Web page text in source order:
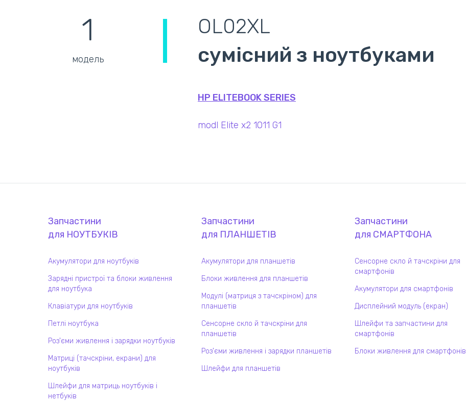
1
модель
OL02XL
сумісний з ноутбуками
HP ELITEBOOK SERIES
modl Elite x2 1011 G1
Запчастини
для НОУТБУКІВ
Акумулятори для ноутбуків
Зарядні пристрої та блоки живлення
для ноутбука
Клавіатури для ноутбуків
Петлі ноутбука
Роз'єми живлення і зарядки ноутбуків
Матриці (тачскріни, екрани) для
ноутбуків
Шлейфи для матриць ноутбуків і
нетбуків
Запчастини
для ПЛАНШЕТІВ
Акумулятори для планшетів
Блоки живлення для планшетів
Модулі (матриця з тачскріном) для
планшетів
Сенсорне скло й тачскріни для
планшетів
Роз'єми живлення і зарядки планшетів
Шлейфи для планшетів
Запчастини
для СМАРТФОНА
Сенсорне скло й тачскріни для
смартфонів
Акумулятори для смартфонів
Дисплейний модуль (екран)
Шлейфи та запчастини для
смартфонів
Блоки живлення для смартфонів